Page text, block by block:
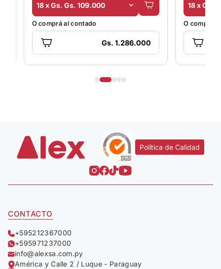
18 x Gs. Gs. 109.000
O comprá al contado
Gs. 1.286.000
18 x Gs.
O comprá
Política de Calidad
CONTACTO
+595212367000
+595971237000
info@alexsa.com.py
América y Calle 2 / Luque - Paraguay